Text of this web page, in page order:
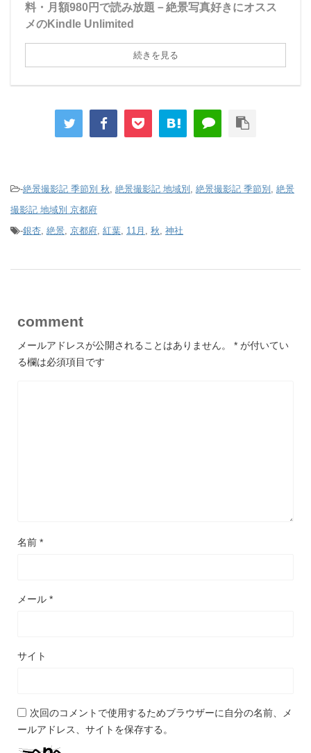
料・月額980円で読み放題－絶景写真好きにオスス
メのKindle Unlimited
続きを見る
-絶景撮影記 季節別 秋 絶景撮影記 地域別 絶景撮影記 季節別 絶景
撮影記 地域別 京都府
-銀杏 絶景 京都府 紅葉 11月 秋 神社
comment
メールアドレスが公開されることはありません。 * が付いてい
る欄は必須項目です
名前 *
メール *
サイト
次回のコメントで使用するためブラウザーに自分の名前、メ
ールアドレス、サイトを保存する。